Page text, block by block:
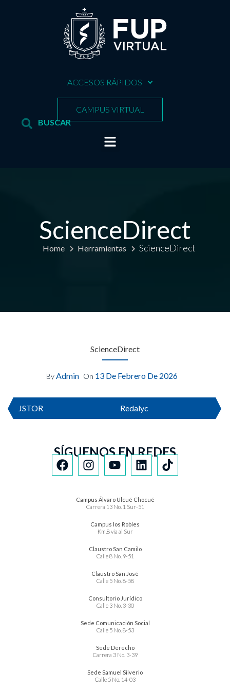
ACCESOS RÁPIDOS
CAMPUS VIRTUAL
ScienceDirect
Home Herramientas ScienceDirect
ScienceDirect
ByAdmin On 13 De Febrero De 2026
JSTOR Redalyc
SÍGUENOS EN REDES
Campus Álvaro Ulcué Chocué
Carrera 13 No. 1 Sur-51
Campus los Robles
Km.8 vía al Sur
Claustro San Camilo
Calle 8 No. 9-51
Claustro San José
Calle 5 No. 8-58
Consultorio Jurídico
Calle 3 No. 3-30
Sede Comunicación Social
Calle 5 No. 8-53
Sede Derecho
Carrera 3 No. 3-39
Sede Samuel Silverio
Calle 5 No. 14-03